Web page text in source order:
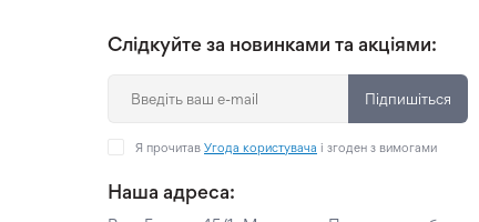
Слідкуйте за новинками та акціями:
Підпишіться
Я прочитав Угода користувача і згоден з вимогами
Наша адреса: